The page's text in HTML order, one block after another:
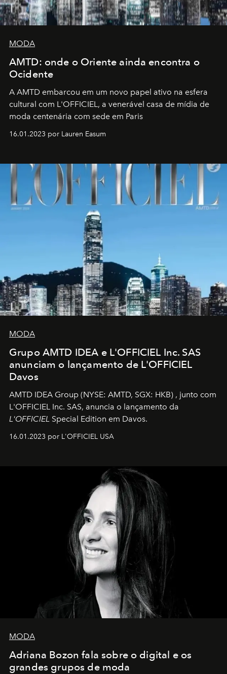
MODA
AMTD: onde o Oriente ainda encontra o
Ocidente
A AMTD embarcou em um novo papel ativo na esfera
cultural com L'OFFICIEL, a venerável casa de mídia de
moda centenária com sede em Paris
16.01.2023 por Lauren Easum
MODA
Grupo AMTD IDEA e L'OFFICIEL Inc. SAS
anunciam o lançamento de L'OFFICIEL
Davos
AMTD IDEA Group (NYSE: AMTD, SGX: HKB) , junto com
L'OFFICIEL Inc. SAS, anuncia o lançamento da
L'OFFICIEL Special Edition em Davos.
16.01.2023 por L'OFFICIEL USA
MODA
Adriana Bozon fala sobre o digital e os
grandes grupos de moda